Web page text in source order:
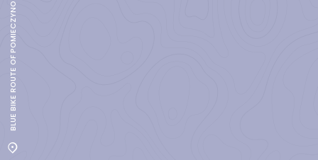
BLUE BIKE ROUTE OF POMIECZYNO